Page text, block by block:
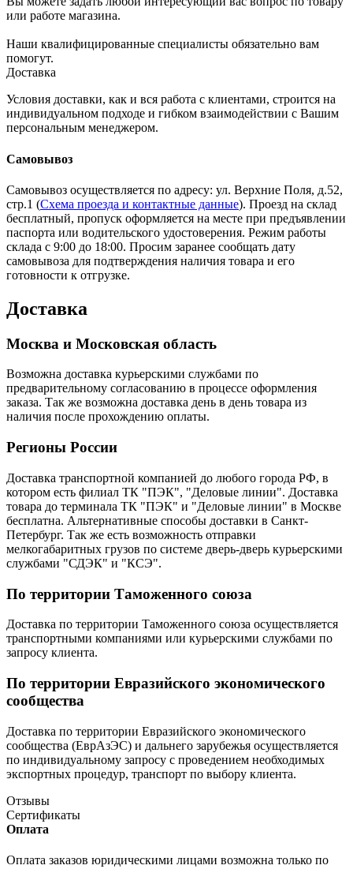
или работе магазина.
Наши квалифицированные специалисты обязательно вам
помогут.
Доставка
Условия доставки, как и вся работа с клиентами, строится на
индивидуальном подходе и гибком взаимодействии с Вашим
персональным менеджером.
Самовывоз
Самовывоз осуществляется по адресу: ул. Верхние Поля, д.52,
стр.1 (Схема проезда и контактные данные). Проезд на склад
бесплатный, пропуск оформляется на месте при предъявлении
паспорта или водительского удостоверения. Режим работы
склада с 9:00 до 18:00. Просим заранее сообщать дату
самовывоза для подтверждения наличия товара и его
готовности к отгрузке.
Доставка
Москва и Московская область
Возможна доставка курьерскими службами по
предварительному согласованию в процессе оформления
заказа. Так же возможна доставка день в день товара из
наличия после прохождению оплаты.
Регионы России
Доставка транспортной компанией до любого города РФ, в
котором есть филиал ТК "ПЭК", "Деловые линии". Доставка
товара до терминала ТК "ПЭК" и "Деловые линии" в Москве
бесплатна. Альтернативные способы доставки в Санкт-
Петербург. Так же есть возможность отправки
мелкогабаритных грузов по системе дверь-дверь курьерскими
службами "СДЭК" и "КСЭ".
По территории Таможенного союза
Доставка по территории Таможенного союза осуществляется
транспортными компаниями или курьерскими службами по
запросу клиента.
По территории Евразийского экономического
сообщества
Доставка по территории Евразийского экономического
сообщества (ЕврАзЭС) и дальнего зарубежья осуществляется
по индивидуальному запросу с проведением необходимых
экспортных процедур, транспорт по выбору клиента.
Отзывы
Сертификаты
Оплата
Оплата заказов юридическими лицами возможна только по